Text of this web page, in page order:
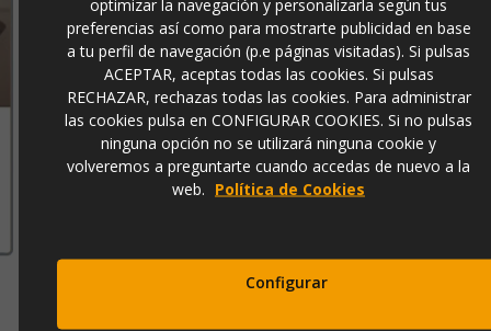
302018
preferencias así como para mostrarte publicidad en base
a tu perfil de navegación (p.e páginas visitadas). Si pulsas
ACEPTAR, aceptas todas las cookies. Si pulsas
RECHAZAR, rechazas todas las cookies. Para administrar
las cookies pulsa en CONFIGURAR COOKIES. Si no pulsas
ninguna opción no se utilizará ninguna cookie y
volveremos a preguntarte cuando accedas de nuevo a la
web. Política de Cookies
Configurar